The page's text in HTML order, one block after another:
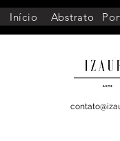
Início Abstrato